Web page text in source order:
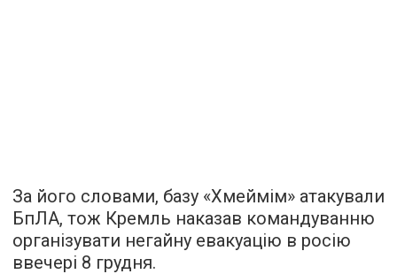
За його словами, базу «Хмеймім» атакували
БпЛА, тож Кремль наказав командуванню
організувати негайну евакуацію в росію
ввечері 8 грудня.